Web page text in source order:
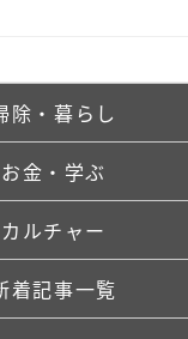
除・暮らし
お金・学ぶ
カルチャー
着記事一覧